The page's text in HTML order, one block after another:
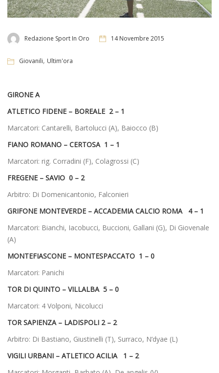
Redazione Sport In Oro 14 Novembre 2015
Giovanili, Ultim'ora
GIRONE A
ATLETICO FIDENE – BOREALE 2 – 1
Marcatori: Cantarelli, Bartolucci (A), Baiocco (B)
FIANO ROMANO – CERTOSA 1 – 1
Marcatori: rig. Corradini (F), Colagrossi (C)
FREGENE – SAVIO 0 – 2
Arbitro: Di Domenicantonio, Falconieri
GRIFONE MONTEVERDE – ACCADEMIA CALCIO ROMA 4 – 1
Marcatori: Bianchi, Iacobucci, Buccioni, Gallani (G), Di Giovenale
(A)
MONTEFIASCONE – MONTESPACCATO 1 – 0
Marcatori: Panichi
TOR DI QUINTO – VILLALBA 5 – 0
Marcatori: 4 Volponi, Nicolucci
TOR SAPIENZA – LADISPOLI 2 – 2
Arbitro: Di Bastiano, Giustinelli (T), Surraco, N’dyae (L)
VIGILI URBANI – ATLETICO ACILIA 1 – 2